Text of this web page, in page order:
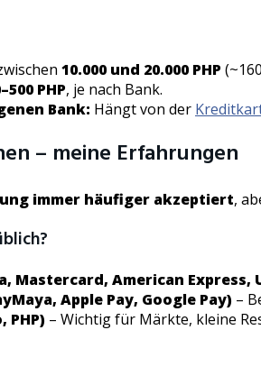
10.000 und 20.000 PHP
PHP, je nach Bank.
Bank: Hängt von der
– meine Erfahrungen
immer häufiger akzeptiert,
Mastercard, American Express,
Apple Pay, Google Pay) –
PHP) – Wichtig für Märkte, kleine